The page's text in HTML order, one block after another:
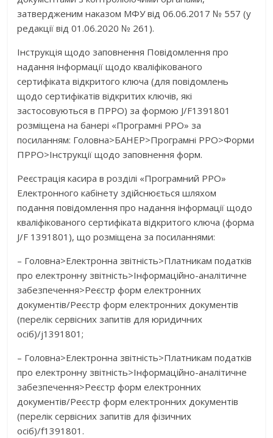
затвердженим наказом МФУ від 06.06.2017 № 557 (у
редакції від 01.06.2020 № 261).
Інструкція щодо заповнення Повідомлення про
надання інформації щодо кваліфікованого
сертифіката відкритого ключа (для повідомлень
щодо сертифікатів відкритих ключів, які
застосовуються в ПРРО) за формою J/F1391801
розміщена на банері «Програмні РРО» за
посиланням: Головна>БАНЕР>Програмні РРО>Форми
ПРРО>Інструкції щодо заповнення форм.
Реєстрація касира в розділі «Програмний РРО»
Електронного кабінету здійснюється шляхом
подання повідомлення про надання інформації щодо
кваліфікованого сертифіката відкритого ключа (форма
J/F 1391801), що розміщена за посиланнями:
– Головна>Електронна звітність>Платникам податків
про електронну звітність>Інформаційно-аналітичне
забезпечення>Реєстр форм електронних
документів/Реєстр форм електронних документів
(перелік сервісних запитів для юридичних
осіб)/j1391801;
– Головна>Електронна звітність>Платникам податків
про електронну звітність>Інформаційно-аналітичне
забезпечення>Реєстр форм електронних
документів/Реєстр форм електронних документiв
(перелік сервісних запитів для фізичних
осіб)/f1391801.